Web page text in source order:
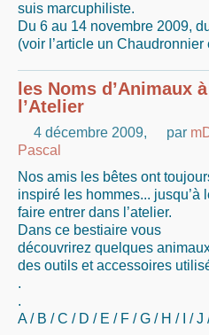
suis marcuphiliste.
Du 6 au 14 novembre 2009,
(voir l’article un
les Noms d’Animaux à
l’Atelier
4 décembre 2009, par
Pascal
Nos amis les bêtes ont
inspiré les hommes... jusqu’à
faire entrer dans l’atelier.
Dans ce bestiaire vous
découvrirez quelques
des outils et accessoires
.
.
A / B / C / D / E / F / G / H / I /